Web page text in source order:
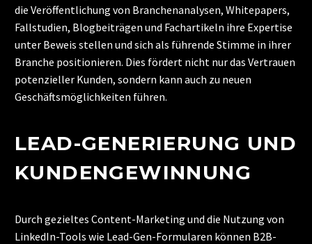
die Veröffentlichung von Branchenanalysen, Whitepapers,
Fallstudien, Blogbeiträgen und Fachartikeln ihre Expertise
unter Beweis stellen und sich als führende Stimme in ihrer
Branche positionieren. Dies fördert nicht nur das Vertrauen
potenzieller Kunden, sondern kann auch zu neuen
Geschäftsmöglichkeiten führen.
LEAD-GENERIERUNG UND
KUNDENGEWINNUNG
Durch gezieltes Content-Marketing und die Nutzung von
LinkedIn-Tools wie Lead-Gen-Formularen können B2B-